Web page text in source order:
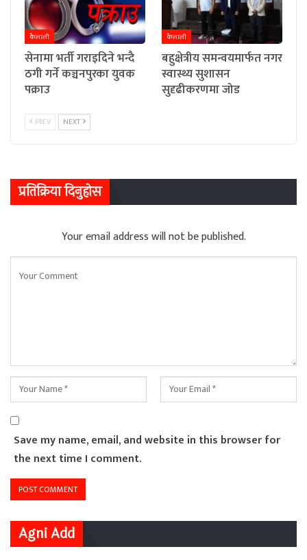
कैलाली
सेनामा भर्ती गराइदिने भन्दै
ठगी गर्ने कञ्चनपुरका युवक
पक्राउ
कैलाली
बहुक्षेत्रीय समन्वयमार्फत नगर
स्वास्थ्य सुशासन
सुदृढीकरणमा जोड
PREV NEXT
प्रतिक्रिया दिनुहोस
Your email address will not be published.
Save my name, email, and website in this browser for
the next time I comment.
Agni Add